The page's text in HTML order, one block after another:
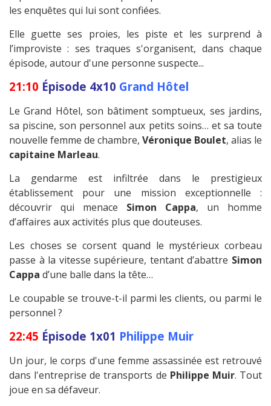
les enquêtes qui lui sont confiées.
Elle guette ses proies, les piste et les surprend à
l’improviste : ses traques s'organisent, dans chaque
épisode, autour d'une personne suspecte...
21:10 Épisode 4x10 Grand Hôtel
Le Grand Hôtel, son bâtiment somptueux, ses jardins,
sa piscine, son personnel aux petits soins… et sa toute
nouvelle femme de chambre, Véronique Boulet, alias le
capitaine Marleau.
La gendarme est infiltrée dans le prestigieux
établissement pour une mission exceptionnelle :
découvrir qui menace Simon Cappa, un homme
d’affaires aux activités plus que douteuses.
Les choses se corsent quand le mystérieux corbeau
passe à la vitesse supérieure, tentant d’abattre Simon
Cappa d’une balle dans la tête…
Le coupable se trouve-t-il parmi les clients, ou parmi le
personnel ?
22:45 Épisode 1x01 Philippe Muir
Un jour, le corps d'une femme assassinée est retrouvé
dans l'entreprise de transports de Philippe Muir. Tout
joue en sa défaveur.